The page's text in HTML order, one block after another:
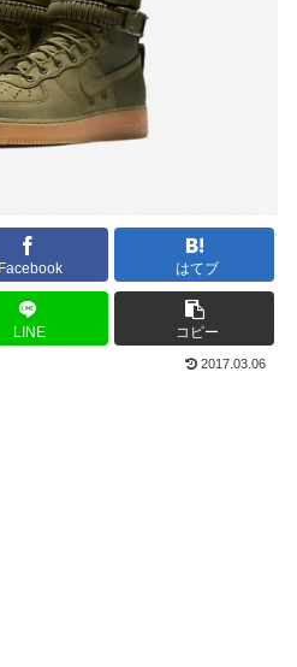
Facebook はてブ
LINE コピー
2017.03.06